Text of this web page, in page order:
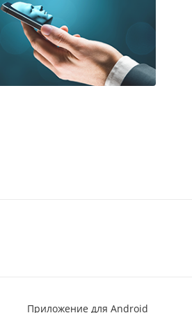
Приложение для Android